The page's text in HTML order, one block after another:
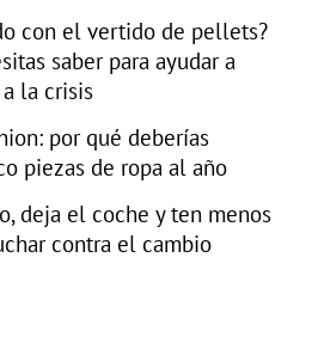
con el vertido de pellets?
saber para ayudar a
la crisis
por qué deberías
piezas de ropa al año
deja el coche y ten menos
contra el cambio